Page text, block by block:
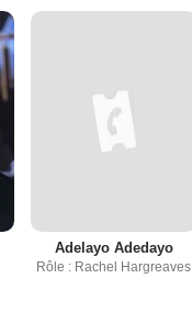
Adelayo Adedayo
Rôle : Rachel Hargreaves